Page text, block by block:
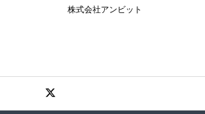
株式会社アンビット